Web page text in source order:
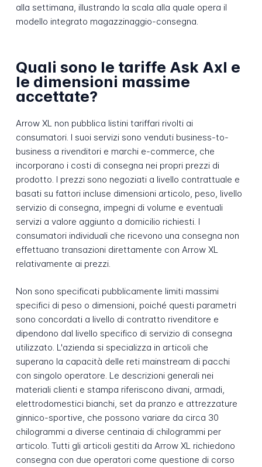
alla settimana, illustrando la scala alla quale opera il
modello integrato magazzinaggio-consegna.
Quali sono le tariffe Ask Axl e
le dimensioni massime
accettate?
Arrow XL non pubblica listini tariffari rivolti ai
consumatori. I suoi servizi sono venduti business-to-
business a rivenditori e marchi e-commerce, che
incorporano i costi di consegna nei propri prezzi di
prodotto. I prezzi sono negoziati a livello contrattuale e
basati su fattori incluse dimensioni articolo, peso, livello
servizio di consegna, impegni di volume e eventuali
servizi a valore aggiunto a domicilio richiesti. I
consumatori individuali che ricevono una consegna non
effettuano transazioni direttamente con Arrow XL
relativamente ai prezzi.
Non sono specificati pubblicamente limiti massimi
specifici di peso o dimensioni, poiché questi parametri
sono concordati a livello di contratto rivenditore e
dipendono dal livello specifico di servizio di consegna
utilizzato. L'azienda si specializza in articoli che
superano la capacità delle reti mainstream di pacchi
con singolo operatore. Le descrizioni generali nei
materiali clienti e stampa riferiscono divani, armadi,
elettrodomestici bianchi, set da pranzo e attrezzature
ginnico-sportive, che possono variare da circa 30
chilogrammi a diverse centinaia di chilogrammi per
articolo. Tutti gli articoli gestiti da Arrow XL richiedono
consegna con due operatori come questione di corso